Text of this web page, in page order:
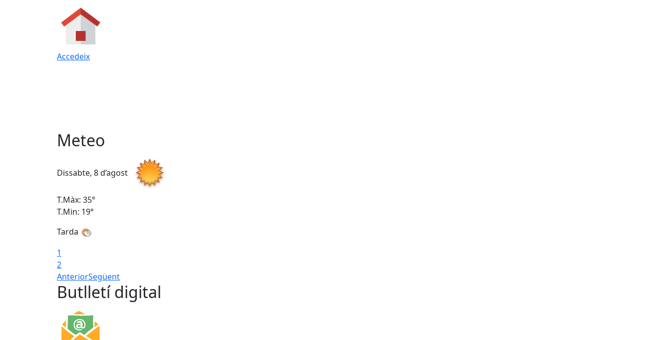
Accedeix
Meteo
Dissabte, 8 d’agost
T.Màx: 35°
T.Min: 19°
Tarda
1
2
AnteriorSegüent
Butlletí digital